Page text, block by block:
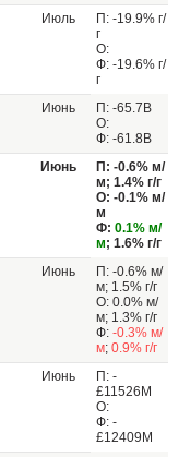
Июль
П: -19.9% г/
г
О:
Ф: -19.6% г/
г
Июнь
П: -65.7B
О:
Ф: -61.8B
Июнь
П: -0.6% м/
м; 1.4% г/г
О: -0.1% м/
м
Ф: 0.1% м/
м; 1.6% г/г
Июнь
П: -0.6% м/
м; 1.5% г/г
О: 0.0% м/
м; 1.3% г/г
Ф: -0.3% м/
м; 0.9% г/г
Июнь
П: -
£11526М
О:
Ф: -
£12409M